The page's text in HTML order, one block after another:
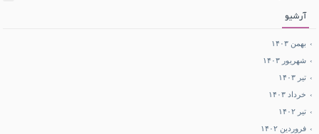
آرشیو
بهمن ۱۴۰۳
شهریور ۱۴۰۳
تیر ۱۴۰۳
خرداد ۱۴۰۳
تیر ۱۴۰۲
فروردین ۱۴۰۲